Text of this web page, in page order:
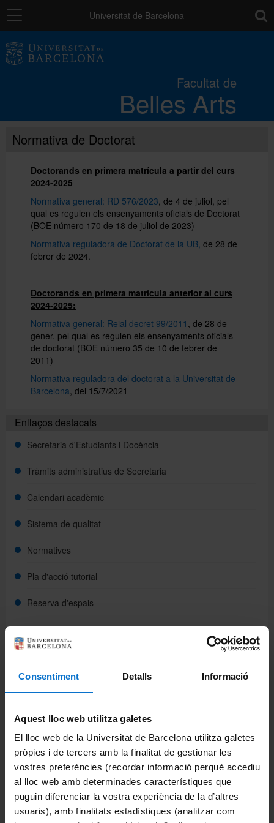
Consentiment Detalls Informació
Aquest lloc web utilitza galetes
El lloc web de la Universitat de Barcelona utilitza galetes
pròpies i de tercers amb la finalitat de gestionar les
vostres preferències (recordar informació perquè accediu
al lloc web amb determinades característiques que
puguin diferenciar la vostra experiència de la d’altres
usuaris), amb finalitats estadístiques (analitzar com
Navegació Universitat de Barcelona
Facultat de
Belles Arts
Estudis
Recerca
Serveis
Español
English
Estudis
Graus
Màsters universitaris
Normativa de Doctorat
Doctorands en primera matrícula a partir del curs
2024-2025
Normativa general: RD 576/2023 , de 4 de juliol, pel
qual es regulen els ensenyaments oficials de Doctorat
(BOE número 170 de 18 de juliol de 2023)
Normativa reguladora de Doctorat de la UB, de 28 de
febrer de 2024.
Doctorands en primera matrícula anterior al curs
2024-2025:
Normativa general: Reial decret 99/2011 de 28 de
gener, pel qual es regulen els ensenyaments oficials
de doctorat (BOE número 35 de 10 de febrer de
2011)
Normativa reguladora del doctorat a la Universitat de
Barcelona del 15/7/2021
Enllaços destacats
Secretaria d'Estudiants i Docència
Tràmits administratius de Secretaria
Calendari acadèmic
Sistema de qualitat
Normatives
Pla d'acció tutorial
Reserva d'espais
Oficina d'Afers Generals
Escola d'Idiomes Moderns
Difusió d'activitats